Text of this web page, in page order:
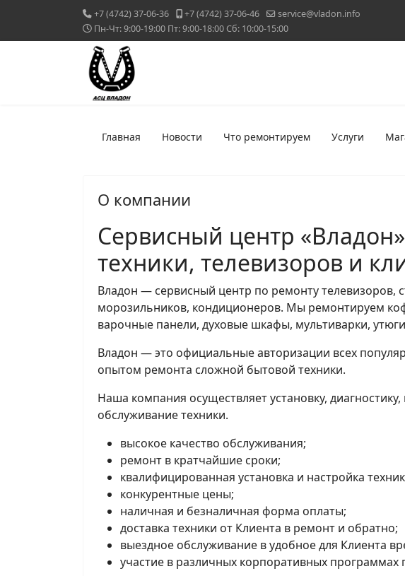
+7 (4742) 37-06-36 +7 (4742) 37-06-46
service@vladon.info
Пн-Чт: 9:00-19:00 Пт: 9:00-18:00 Сб: 10:00-15:00
Главная Новости Что ремонтируем Услуги
О компании
Сервисный центр
техники, телевизоров и
Владон — сервисный центр по ремонту
морозильников, кондиционеров. Мы ремонтируем
варочные панели, духовые шкафы, мультиварки,
Владон — это официальные авторизации всех
опытом ремонта сложной бытовой техники.
Наша компания осуществляет установку,
обслуживание техники.
высокое качество обслуживания;
ремонт в кратчайшие сроки;
квалифицированная установка и настройка
конкурентные цены;
наличная и безналичная форма оплаты;
доставка техники от Клиента в ремонт и обратно;
выездное обслуживание в удобное для Клиента
участие в различных корпоративных программах